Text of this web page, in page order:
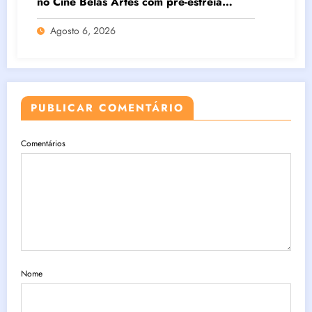
exclusiva do novo body horror de Natalie
Erika James
Agosto 6, 2026
PUBLICAR COMENTÁRIO
Comentários
Nome